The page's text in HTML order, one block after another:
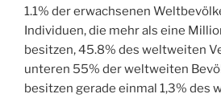
1.1% der erwachsenen
Individuen, die mehr als eine
besitzen, 45.8% des weltweiten
unteren 55% der weltweiten
besitzen gerade einmal 1,3% des